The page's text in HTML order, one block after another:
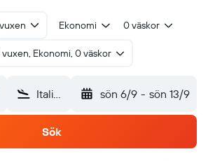
Ekonomi 0 väskor
vuxen, Ekonomi, 0 väskor
Italien sön 6/9 - sön 13/9
Sök